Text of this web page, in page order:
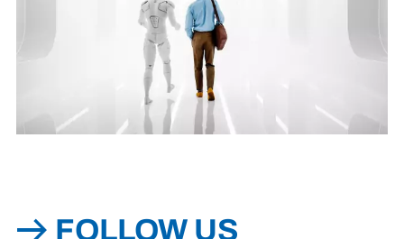
FOLLOW US